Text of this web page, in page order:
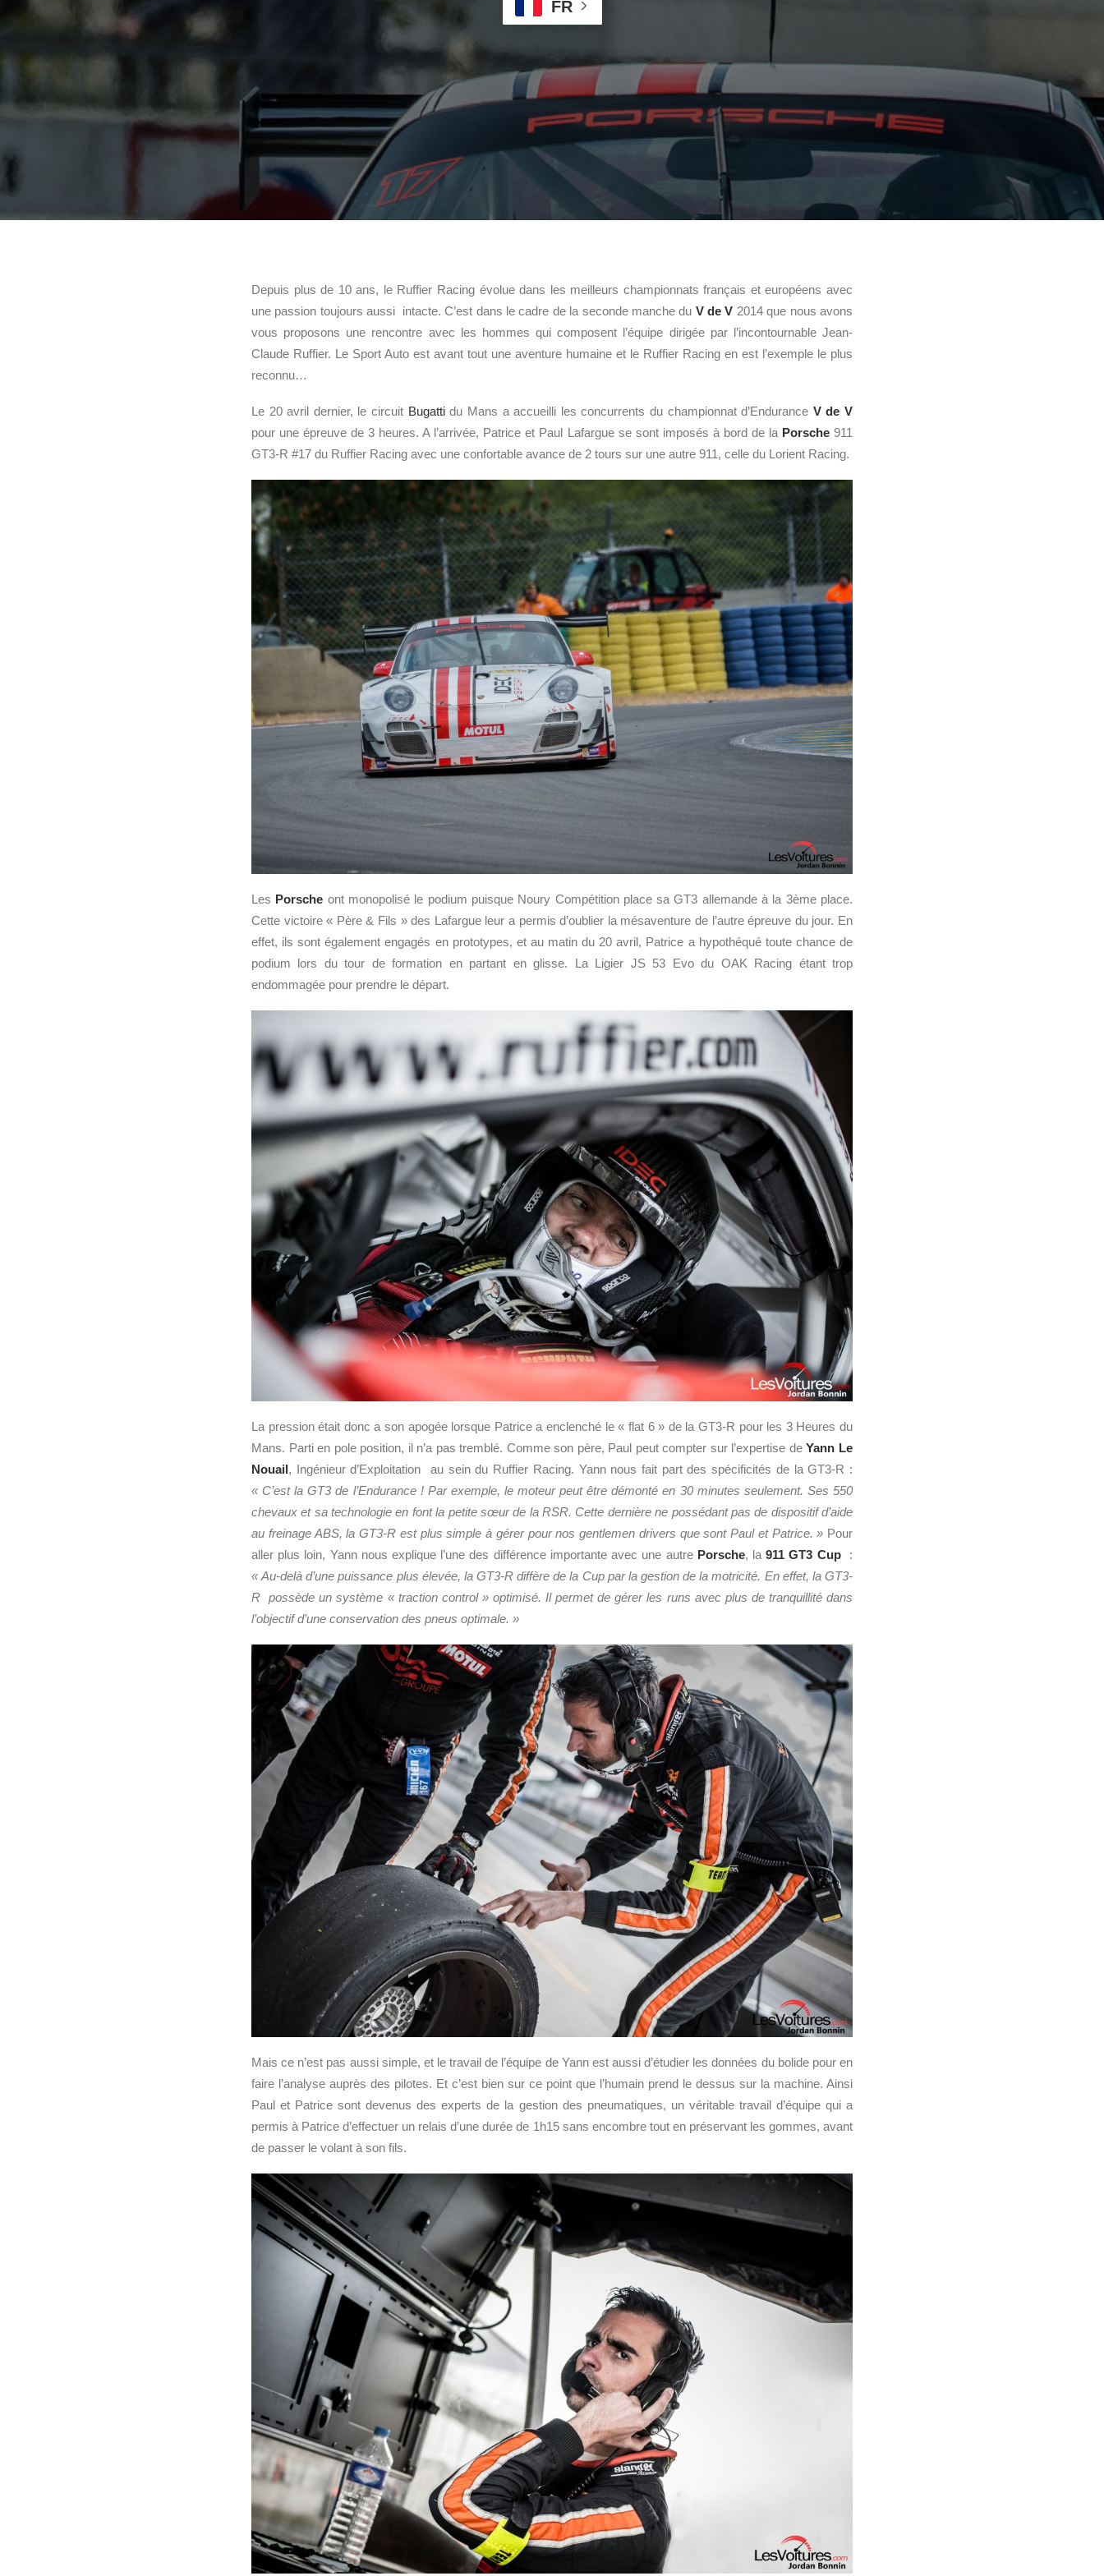
FR
Depuis plus de 10 ans, le Ruffier Racing évolue dans les meilleurs championnats français et européens avec
une passion toujours aussi intacte. C’est dans le cadre de la seconde manche du V de V 2014 que nous avons
vous proposons une rencontre avec les hommes qui composent l’équipe dirigée par l’incontournable Jean-
Claude Ruffier. Le Sport Auto est avant tout une aventure humaine et le Ruffier Racing en est l’exemple le plus
reconnu…
Le 20 avril dernier, le circuit Bugattidu Mans a accueilli les concurrents du championnat d’Endurance V de V
pour une épreuve de 3 heures. A l’arrivée, Patrice et Paul Lafargue se sont imposés à bord de la Porsche911
GT3-R #17 du Ruffier Racing avec une confortable avance de 2 tours sur une autre 911, celle du Lorient Racing.
Les Porsche ont monopolisé le podium puisque Noury Compétition place sa GT3 allemande à la 3ème place.
Cette victoire « Père & Fils » des Lafargue leur a permis d’oublier la mésaventure de l’autre épreuve du jour. En
effet, ils sont également engagés en prototypes, et au matin du 20 avril, Patrice a hypothéqué toute chance de
podium lors du tour de formation en partant en glisse. La Ligier JS 53 Evo du OAK Racing étant trop
endommagée pour prendre le départ.
La pression était donc a son apogée lorsque Patrice a enclenché le « flat 6 » de la GT3-R pour les 3 Heures du
Mans. Parti en pole position, il n’a pas tremblé. Comme son père, Paul peut compter sur l’expertise deYann Le
Nouail, Ingénieur d’Exploitation au sein du Ruffier Racing. Yann nous fait part des spécificités de la GT3-R :
« C’est la GT3 de l’Endurance ! Par exemple, le moteur peut être démonté en 30 minutes seulement. Ses 550
chevaux et sa technologie en font la petite sœurde la RSR. Cette dernière ne possédant pas de dispositif d’aide
au freinage ABS, la GT3-R est plus simple à gérer pour nos gentlemen drivers que sont Paul et Patrice. » Pour
aller plus loin, Yann nous explique l’une des différence importante avec une autre Porsche, la911 GT3 Cup:
« Au-delà d’une puissance plus élevée, la GT3-R diffère de la Cup par la gestion de la motricité. En effet, la GT3-
R possède un système « traction control » optimisé. Il permet de gérer les runs avec plus de tranquillité dans
l’objectif d’une conservation des pneus optimale. »
Mais ce n’est pas aussi simple, et le travail de l’équipe de Yann est aussi d’étudier les données du bolide pour en
faire l’analyse auprès des pilotes. Et c’est bien sur ce point que l’humain prend le dessus sur la machine. Ainsi
Paul et Patrice sont devenus des experts de la gestion des pneumatiques, un véritable travail d’équipe qui a
permis à Patrice d’effectuer un relais d’une durée de 1h15 sans encombre tout en préservant les gommes, avant
de passer le volant à son fils.